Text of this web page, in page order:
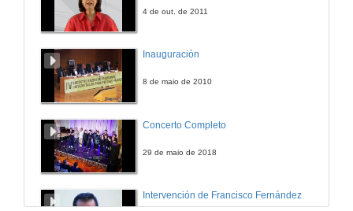
Presentación de Anxeles López Lozano
4 de out. de 2011
Inauguración
8 de maio de 2010
Concerto Completo
29 de maio de 2018
Intervención de Francisco Fernández